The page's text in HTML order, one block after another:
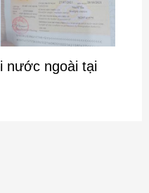
nước ngoài tại